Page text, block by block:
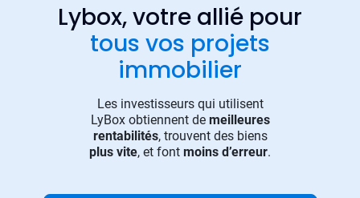
Lybox, votre allié pour
tous vos projets
immobilier
Les investisseurs qui utilisent
LyBox obtiennent de meilleures
rentabilités, trouvent des biens
plus vite, et font moins d’erreur.